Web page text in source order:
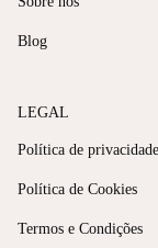
Blog
LEGAL
Política de privacidade
Política de Cookies
Termos e Condições